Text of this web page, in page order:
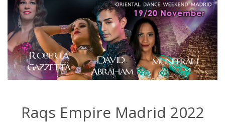
Raqs Empire Madrid 2022